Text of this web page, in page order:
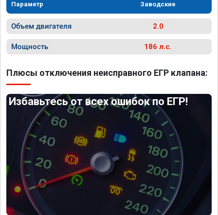
Параметр Заводские
Объем двигателя 2.0
Мощность 186 л.с.
Плюсы отключения неисправного ЕГР клапана:
Избавьтесь от всех ошибок по ЕГР!